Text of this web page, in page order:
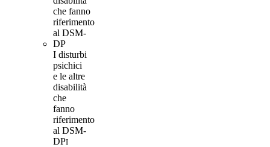
I disturbi
psichici
e le altre
disabilità
che
fanno
riferimento
al DSM-
DPI